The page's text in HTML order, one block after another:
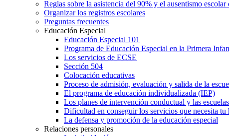
Reglas sobre la asistencia del 90% y el ausentismo escolar
Organizar los registros escolares
Preguntas frecuentes
Educación Especial
Educación Especial 101
Programa de Educación Especial en la Primera
Los servicios de ECSE
Sección 504
Colocación educativas
Proceso de admisión, evaluación y salida de la
El programa de educación individualizada (IEP)
Los planes de intervención conductual y las escuelas
Dificultad en conseguir los servicios que necesita tu
La defensa y promoción de la educación especial
Relaciones personales